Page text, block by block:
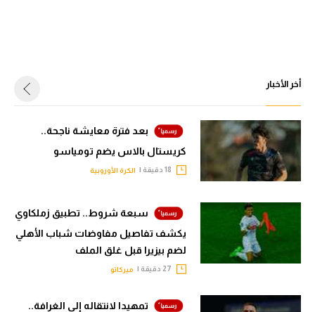
أخر الأخبار
بعد فترة معايشة ناجحة..
كريستال بالاس يضم تومياسو
الكرة الأوروبية
سبعة شروط.. تطبيق زملكاوي
يكشف تفاصيل مفاوضات شباب الأهلي
لضم بيزيرا قبل غلق الملف
ميركاتو
تمهيدا لانتقاله إلى الغرافة..